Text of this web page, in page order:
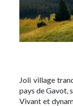
Joli village
pays de Gavot,
Vivant et